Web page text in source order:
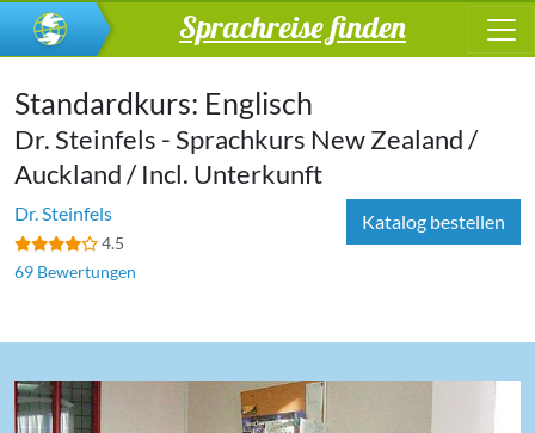
Sprachreise finden
Standardkurs: Englisch
Dr. Steinfels - Sprachkurs New Zealand /
Auckland / Incl. Unterkunft
Dr. Steinfels
4.5
69 Bewertungen
Katalog bestellen